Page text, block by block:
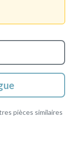
pièces similaires